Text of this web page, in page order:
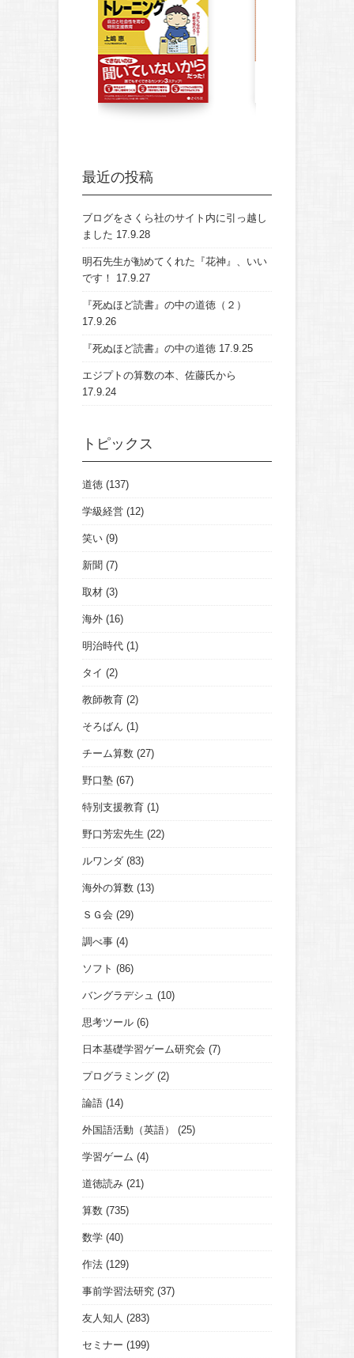
最近の投稿
ブログをさくら社のサイト内に引っ越し
ました 17.9.28
明石先生が勧めてくれた『花神』、いい
です！
17.9.27
『死ぬほど読書』の中の道徳（２）
17.9.26
『死ぬほど読書』の中の道徳 17.9.25
エジプトの算数の本、佐藤氏から
17.9.24
トピックス
道徳 (137)
学級経営 (12)
笑い (9)
新聞 (7)
取材 (3)
海外 (16)
明治時代 (1)
タイ (2)
教師教育 (2)
そろばん (1)
チーム算数 (27)
野口塾 (67)
特別支援教育 (1)
野口芳宏先生 (22)
ルワンダ (83)
海外の算数 (13)
ＳＧ会 (29)
調べ事 (4)
ソフト (86)
バングラデシュ (10)
思考ツール (6)
日本基礎学習ゲーム研究会 (7)
プログラミング (2)
論語 (14)
外国語活動（英語） (25)
学習ゲーム (4)
道徳読み (21)
算数 (735)
数学 (40)
作法 (129)
事前学習法研究 (37)
友人知人 (283)
セミナー (199)